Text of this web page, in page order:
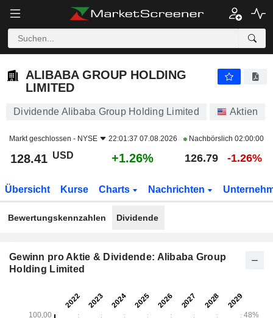
ALIBABA GROUP HOLDING
LIMITED
Dividende Alibaba Group Holding Limited Aktien
Markt geschlossen - NYSE 22:01:37 07.08.2026 Nachbörslich 02:00:00
128.41 USD +1.26% 126.79 -1.26%
Übersicht Kurse Charts Nachrichten
Bewertungskennzahlen Dividende
Gewinn pro Aktie & Dividende: Alibaba Group
Holding Limited